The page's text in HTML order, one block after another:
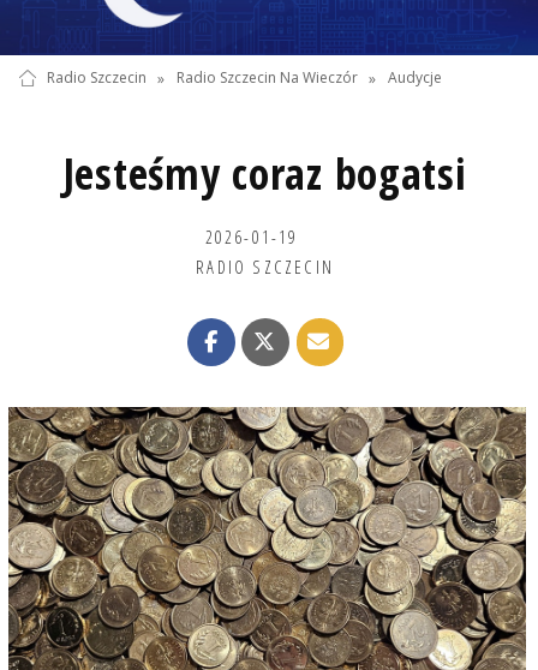
Radio Szczecin » Radio Szczecin Na Wieczór » Audycje
Jesteśmy coraz bogatsi
2026-01-19
RADIO SZCZECIN